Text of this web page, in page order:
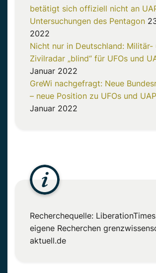
betätigt sich offiziell nicht an
Untersuchungen des Pentagon
2022
Nicht nur in Deutschland: Militär-
Zivilradar „blind“ für UFOs und
Januar 2022
GreWi nachgefragt: Neue
– neue Position zu UFOs und
Januar 2022
Recherchequelle:
eigene Recherchen
aktuell.de